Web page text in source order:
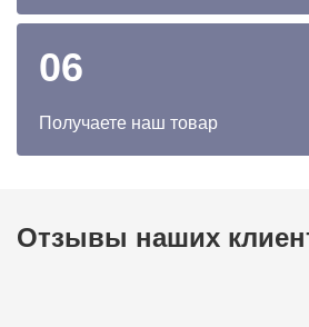
06
Получаете наш товар
Отзывы наших